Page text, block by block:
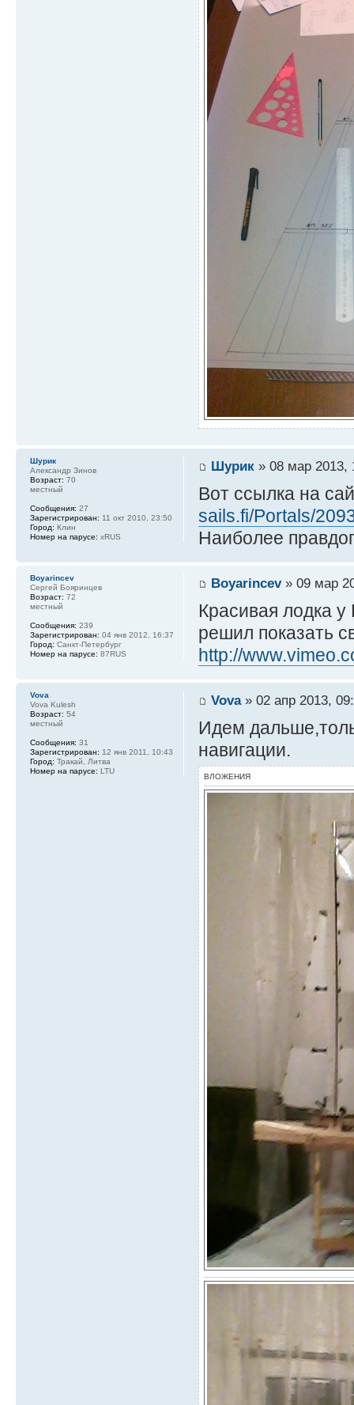
Шурик» 08 мар 2013,
Вот ссылка на
sails.fi/Portals/
Наиболее
Шурик
Александр Зинов
Возраст: 70
местный
Сообщения: 27
Зарегистрирован: 11 окт 2010, 23:50
Город: Клин
Номер на парусе: xRUS
Boyarincev» 09 мар
Красивая лодка
решил показать
http://
Boyarincev
Сергей Бояринцев
Возраст: 72
местный
Сообщения: 239
Зарегистрирован: 04 янв 2012, 16:37
Город: Санкт-Петербург
Номер на парусе: 87RUS
Vova» 02 апр 2013,
Идем
навигации.
ВЛОЖЕНИЯ
Vova
Vova Kulesh
Возраст: 54
местный
Сообщения: 31
Зарегистрирован: 12 янв 2011, 10:43
Город: Тракай, Литва
Номер на парусе: LTU